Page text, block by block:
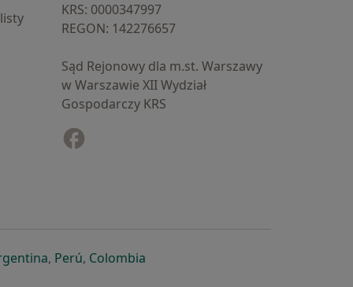
KRS: ⁠0000347997
REGON: ⁠142276657
Sąd Rejonowy dla m.st. Warszawy
w Warszawie XII Wydział
Gospodarczy KRS
karcie
w nowej karcie
się w nowej karcie
otwiera się w nowej karcie
, Perúotwiera się w nowej karcie
, Colombiaotwiera się w nowej karcie